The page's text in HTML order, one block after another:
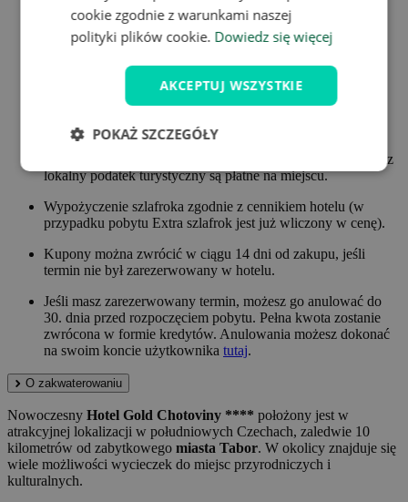
bezalkoholowy, co należy zgłosić z wyprzedzeniem.
Dzieci do 2,9 lat gratis - bez dodatkowego łóżka i
Dzieci do 17,9 lat 900 Kč/noc - w tym dodatkowe łóżko i
dodatkowe łóżko i śniadanie.
Niektóre dopłaty nieuwzględnione w ofercie Travelking oraz
lokalny podatek turystyczny są płatne na miejscu.
Wypożyczenie szlafroka zgodnie z cennikiem hotelu (w
przypadku pobytu Extra szlafrok jest już wliczony w cenę).
Kupony można zwrócić w ciągu 14 dni od zakupu, jeśli
termin nie był zarezerwowany w hotelu.
Jeśli masz zarezerwowany termin, możesz go anulować do
30. dnia przed rozpoczęciem pobytu. Pełna kwota zostanie
zwrócona w formie kredytów. Anulowania możesz dokonać
na swoim koncie użytkownika tutaj.
O zakwaterowaniu
Nowoczesny Hotel Gold Chotoviny **** położony jest w
atrakcyjnej lokalizacji w południowych Czechach, zaledwie 10
kilometrów od zabytkowego miasta Tabor. W okolicy znajduje się
wiele możliwości wycieczek do miejsc przyrodniczych i
kulturalnych.
cookie zgodnie z warunkami naszej
polityki plików cookie. Dowiedz się więcej
AKCEPTUJ WSZYSTKIE
POKAŻ SZCZEGÓŁY